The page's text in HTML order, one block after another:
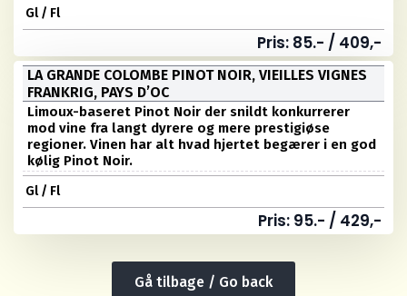
Gl / Fl
Pris: 85.- / 409,-
LA GRANDE COLOMBE PINOT NOIR, VIEILLES VIGNES
FRANKRIG, PAYS D’OC
Limoux-baseret Pinot Noir der snildt konkurrerer
mod vine fra langt dyrere og mere prestigiøse
regioner. Vinen har alt hvad hjertet begærer i en god
kølig Pinot Noir.
Gl / Fl
Pris: 95.- / 429,-
Gå tilbage / Go back